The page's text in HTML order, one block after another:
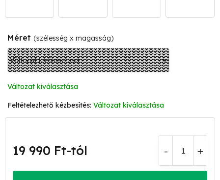
Méret (szélesség x magasság)
Változat kiválasztása
Változat kiválasztása
19 990 Ft-tól